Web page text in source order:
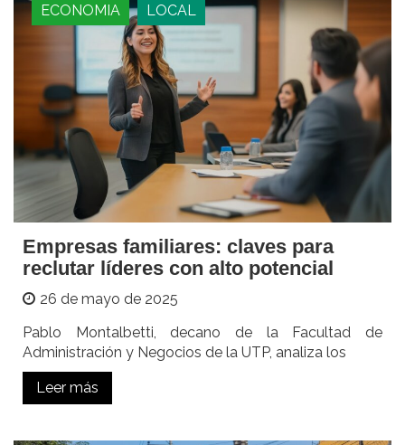
ECONOMIA LOCAL
Empresas familiares: claves para
reclutar líderes con alto potencial
26 de mayo de 2025
Pablo Montalbetti, decano de la Facultad de
Administración y Negocios de la UTP, analiza los
Leer más